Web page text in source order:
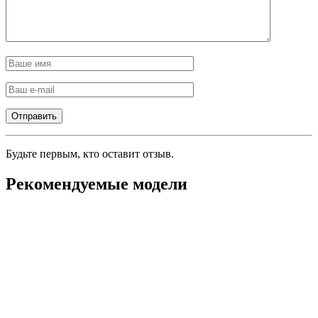
Будьте первым, кто оставит отзыв.
Рекомендуемые модели